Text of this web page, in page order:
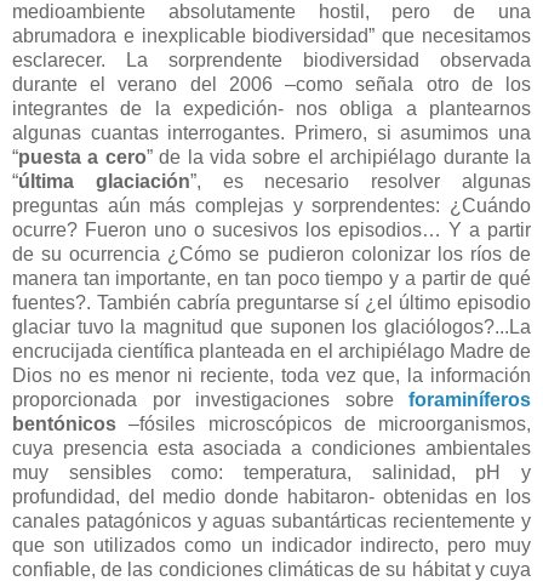
medioambiente absolutamente hostil, pero de una
abrumadora e inexplicable biodiversidad” que necesitamos
esclarecer. La sorprendente biodiversidad observada
durante el verano del 2006 –como señala otro de los
integrantes de la expedición- nos obliga a plantearnos
algunas cuantas interrogantes. Primero, si asumimos una
“puesta a cero” de la vida sobre el archipiélago durante la
“última glaciación”, es necesario resolver algunas
preguntas aún más complejas y sorprendentes: ¿Cuándo
ocurre? Fueron uno o sucesivos los episodios… Y a partir
de su ocurrencia ¿Cómo se pudieron colonizar los ríos de
manera tan importante, en tan poco tiempo y a partir de qué
fuentes?. También cabría preguntarse sí ¿el último episodio
glaciar tuvo la magnitud que suponen los glaciólogos?...La
encrucijada científica planteada en el archipiélago Madre de
Dios no es menor ni reciente, toda vez que, la información
proporcionada por investigaciones sobre foraminíferos
bentónicos –fósiles microscópicos de microorganismos,
cuya presencia esta asociada a condiciones ambientales
muy sensibles como: temperatura, salinidad, pH y
profundidad, del medio donde habitaron- obtenidas en los
canales patagónicos y aguas subantárticas recientemente y
que son utilizados como un indicador indirecto, pero muy
confiable, de las condiciones climáticas de su hábitat y cuya